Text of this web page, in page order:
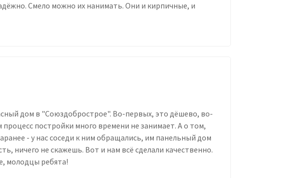
Смело можно их нанимать. Они и кирпичные, и
дом в "Союздобрострое". Во-первых, это дёшево, во-
постройки много времени не занимает. А о том,
- у нас соседи к ним обращались, им панельный дом
ничего не скажешь. Вот и нам всё сделали качественно.
молодцы ребята!